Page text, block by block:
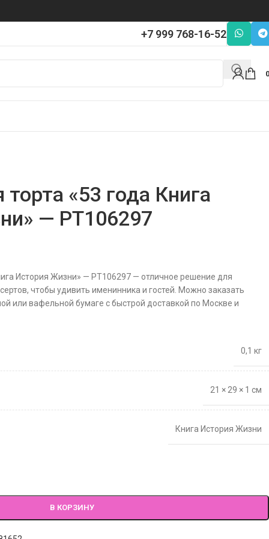
+7 999 768-16-52
0
торта «53 года Книга
— PT106297
История Жизни» — PT106297 — отличное решение для
чтобы удивить именинника и гостей. Можно заказать
или вафельной бумаге с быстрой доставкой по Москве и
0,1 кг
21 × 29 × 1 см
Книга История Жизни
В КОРЗИНУ